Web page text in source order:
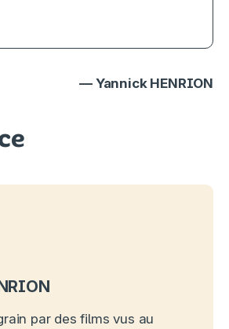
— Yannick HENRION
par des films vus au